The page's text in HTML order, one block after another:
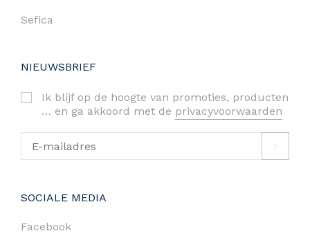
Sefica
NIEUWSBRIEF
Ik blijf op de hoogte van promoties, producten
… en ga akkoord met de privacyvoorwaarden
SOCIALE MEDIA
Facebook